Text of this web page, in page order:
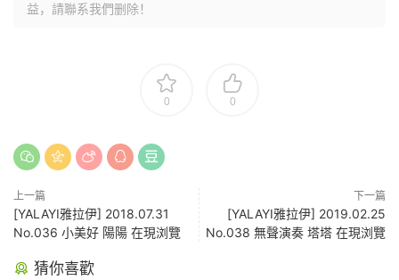
益，請聯系我們删除！
0 0
上一篇
[YALAYI雅拉伊] 2018.07.31
No.036 小美好 陽陽 在現浏覽
下一篇
[YALAYI雅拉伊] 2019.02.25
No.038 無聲演奏 塔塔 在現浏覽
猜你喜歡